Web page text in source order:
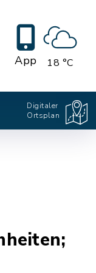
App 18 °C
Digitaler
Ortsplan